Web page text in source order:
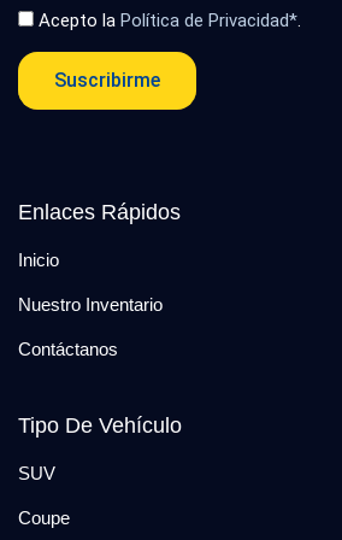
Acepto la Política de Privacidad*.
Suscribirme
Enlaces Rápidos
Inicio
Nuestro Inventario
Contáctanos
Tipo De Vehículo
SUV
Coupe